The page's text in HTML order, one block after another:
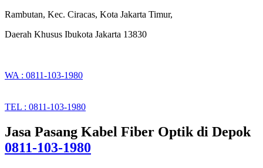
Rambutan, Kec. Ciracas, Kota Jakarta Timur,
Daerah Khusus Ibukota Jakarta 13830
WA : 0811-103-1980
TEL : 0811-103-1980
Jasa Pasang Kabel Fiber Optik di Depok
0811-103-1980